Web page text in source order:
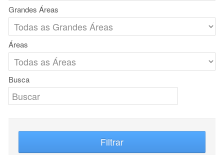
Grandes Áreas
Áreas
Busca
Filtrar